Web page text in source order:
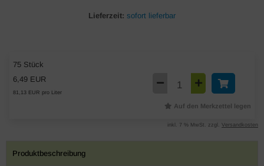
Lieferzeit: sofort lieferbar
75 Stück
6,49 EUR
81,13 EUR pro Liter
Auf den Merkzettel legen
inkl. 7 % MwSt. zzgl. Versandkosten
Produktbeschreibung